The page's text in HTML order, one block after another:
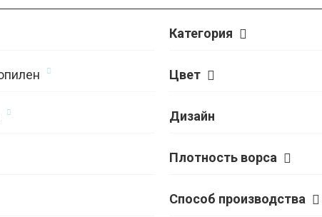
Категория
Цвет
Дизайн
Плотность ворса
Способ производства